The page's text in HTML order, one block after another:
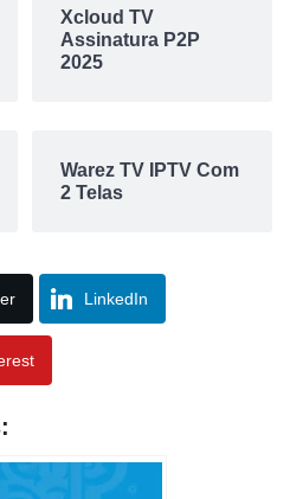
Xcloud TV
Assinatura P2P
2025
Warez TV IPTV Com
2 Telas
LinkedIn